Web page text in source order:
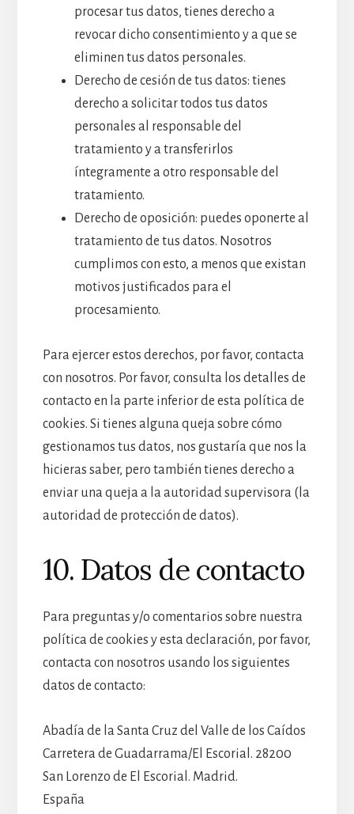
procesar tus datos, tienes derecho a
revocar dicho consentimiento y a que se
eliminen tus datos personales.
Derecho de cesión de tus datos: tienes
derecho a solicitar todos tus datos
personales al responsable del
tratamiento y a transferirlos
íntegramente a otro responsable del
tratamiento.
Derecho de oposición: puedes oponerte al
tratamiento de tus datos. Nosotros
cumplimos con esto, a menos que existan
motivos justificados para el
procesamiento.
Para ejercer estos derechos, por favor, contacta
con nosotros. Por favor, consulta los detalles de
contacto en la parte inferior de esta política de
cookies. Si tienes alguna queja sobre cómo
gestionamos tus datos, nos gustaría que nos la
hicieras saber, pero también tienes derecho a
enviar una queja a la autoridad supervisora (la
autoridad de protección de datos).
10. Datos de contacto
Para preguntas y/o comentarios sobre nuestra
política de cookies y esta declaración, por favor,
contacta con nosotros usando los siguientes
datos de contacto:
Abadía de la Santa Cruz del Valle de los Caídos
Carretera de Guadarrama/El Escorial. 28200
San Lorenzo de El Escorial. Madrid.
España